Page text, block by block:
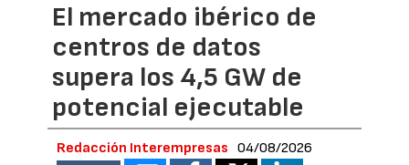
El mercado ibérico de
centros de datos
supera los 4,5 GW de
potencial ejecutable
Redacción Interempresas 04/08/2026